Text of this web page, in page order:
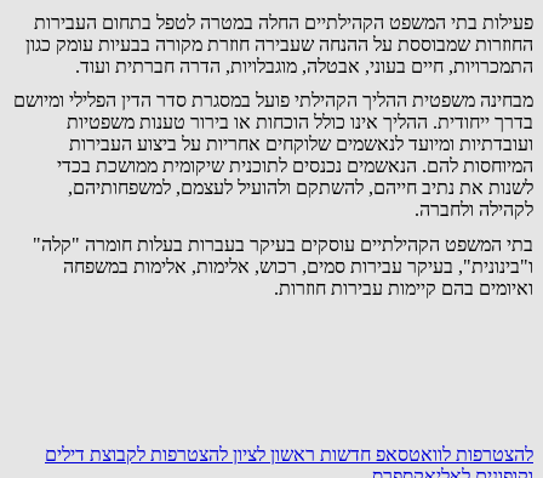
פעילות בתי המשפט הקהילתיים החלה במטרה לטפל בתחום העבירות
החוזרות שמבוססת על ההנחה שעבירה חוזרת מקורה בבעיות עומק כגון
התמכרויות, חיים בעוני, אבטלה, מוגבלויות, הדרה חברתית ועוד.
מבחינה משפטית ההליך הקהילתי פועל במסגרת סדר הדין הפלילי ומיושם
בדרך ייחודית. ההליך אינו כולל הוכחות או בירור טענות משפטיות
ועובדתיות ומיועד לנאשמים שלוקחים אחריות על ביצוע העבירות
המיוחסות להם. הנאשמים נכנסים לתוכנית שיקומית ממושכת בכדי
לשנות את נתיב חייהם, להשתקם ולהועיל לעצמם, למשפחותיהם,
לקהילה ולחברה.
בתי המשפט הקהילתיים עוסקים בעיקר בעברות בעלות חומרה "קלה"
ו"בינונית", בעיקר עבירות סמים, רכוש, אלימות, אלימות במשפחה
ואיומים בהם קיימות עבירות חוזרות.
להצטרפות לוואטסאפ חדשות ראשון לציון להצטרפות לקבוצת דילים